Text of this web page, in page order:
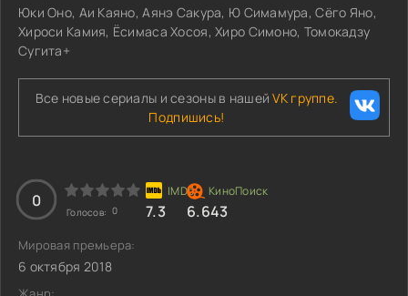
Юки Оно, Аи Каяно, Аянэ Сакура, Ю Симамура, Сёго Яно,
Хироси Камия, Ёсимаса Хосоя, Хиро Симоно, Томокадзу
Сугита+
Все новые сериалы и сезоны в нашейVK группе.
Подпишись!
0
Голосов: 0 7.3 6.643
Мировая премьера:
6 октября 2018